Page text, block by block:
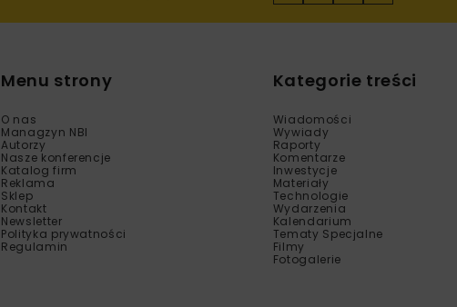
Menu strony
O nas
Managzyn NBI
Autorzy
Nasze konferencje
Katalog firm
Reklama
Sklep
Kontakt
Newsletter
Polityka prywatności
Regulamin
Kategorie treści
Wiadomości
Wywiady
Raporty
Komentarze
Inwestycje
Materiały
Technologie
Wydarzenia
Kalendarium
Tematy Specjalne
Filmy
Fotogalerie